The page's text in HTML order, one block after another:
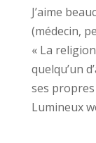
J’aime
(médecin,
« La
quelqu’un
ses propres
Lumineux